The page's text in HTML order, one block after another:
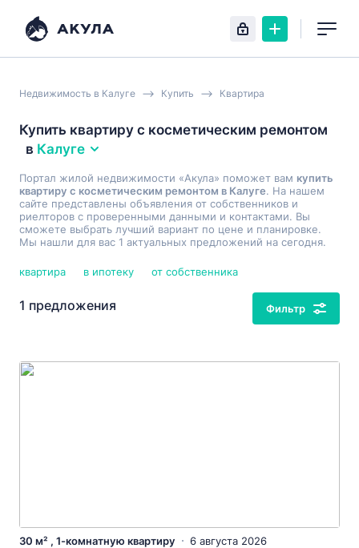
Недвижимость в Калуге Купить Квартира
Купить квартиру с косметическим ремонтом
в Калуге
Портал жилой недвижимости «Акула» поможет вам купить
квартиру с косметическим ремонтом в Калуге. На нашем
сайте представлены объявления от собственников и
риелторов с проверенными данными и контактами. Вы
сможете выбрать лучший вариант по цене и планировке.
Мы нашли для вас 1 актуальных предложений на сегодня.
квартира в ипотеку от собственника
1 предложения Фильтр
30 м² , 1-комнатную квартиру 6 августа 2026